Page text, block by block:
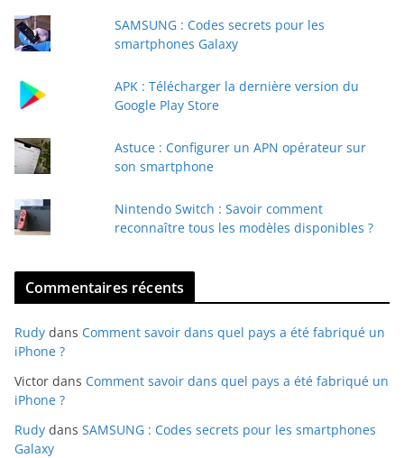
e
-
a
SAMSUNG : Codes secrets pour les
smartphones Galaxy
APK : Télécharger la dernière version du
Google Play Store
Astuce : Configurer un APN opérateur sur
son smartphone
Nintendo Switch : Savoir comment
reconnaître tous les modèles disponibles ?
Commentaires récents
Rudy dans Comment savoir dans quel pays a été fabriqué un
iPhone ?
Victor dans Comment savoir dans quel pays a été fabriqué un
iPhone ?
Rudy dans SAMSUNG : Codes secrets pour les smartphones
Galaxy